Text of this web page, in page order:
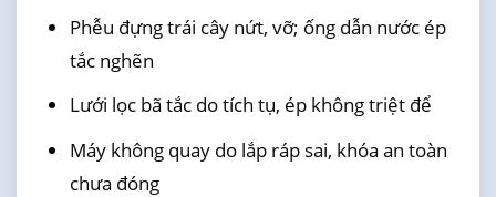
Phễu đựng trái cây nứt, vỡ; ống dẫn nước ép
tắc nghẽn
Lưới lọc bã tắc do tích tụ, ép không triệt để
Máy không quay do lắp ráp sai, khóa an toàn
chưa đóng